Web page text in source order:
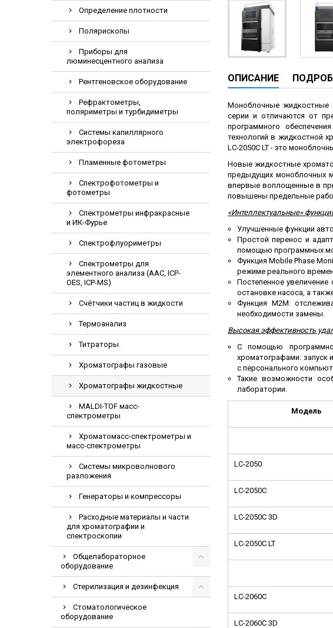
Рентгеновское оборудование и
Тракционные кровати
УЗИ аппараты
Электроэнцефалографы
Электрохирургические
Экстракторы нуклеиновых кислот
Определение плотности
Полярископы
Приборы для
люминесцентного анализа
Рентгеновское оборудование
Рефрактометры,
поляриметры и турбидиметры
Системы капиллярного
электрофореза
Пламенные фотометры
Спектрофотометры и
фотометры
Спектрометры инфракрасные
и ИК-Фурье
Спектрофлуориметры
Спектрометры для
элементного анализа (AAC, ICP-
OES, ICP-MS)
Счётчики частиц в жидкости
Термоанализ
Титраторы
Хроматографы газовые
Хроматографы жидкостные
MALDI-TOF масс-
спектрометры
Хроматомасс-спектрометры и
масс-спектрометры
Системы микроволнового
разложения
Генераторы и компрессоры
Расходные материалы и части
для хроматографии и
спектроскопии
Общелабораторное
оборудование
Стерилизация и дезинфекция
Стоматологическое
оборудование
ОПИСАНИЕ
Моноблочные жидкостные
серии и отличаются от
программного
технологий в жидкостной
LC-2050С LT - это
Новые жидкостные
предыдущих моноблочных
впервые воплощенные в
повышены предельные
«Интеллектуальные»
Улучшенные функции
Простой перенос и
помощью программных
Функция Mobile Phase
режиме реального
Постепенное
остановке насоса, а
Функция М2М:
необходимости замены.
Высокая эффективность
С помощью
хроматографами: запуск
с персонального
Такие возможности
лаборатории.
Модель
LC-2050
LC-2050C
LC-2050C 3D
LC-2050C LT
LC-2060C
LC-2060C 3D